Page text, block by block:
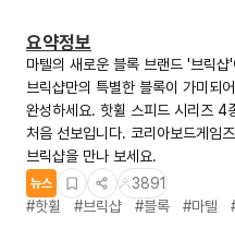
요약정보
마텔의 새로운 블록 브랜드 '브릭
브릭샵만의 특별한 블록이 가미되
완성하세요. 핫휠 스피드 시리즈 4
처음 선보입니다. 코리아보드게임
브릭샵을 만나 보세요.
뉴스 3891
#핫휠
#브릭샵 #블록 #마텔